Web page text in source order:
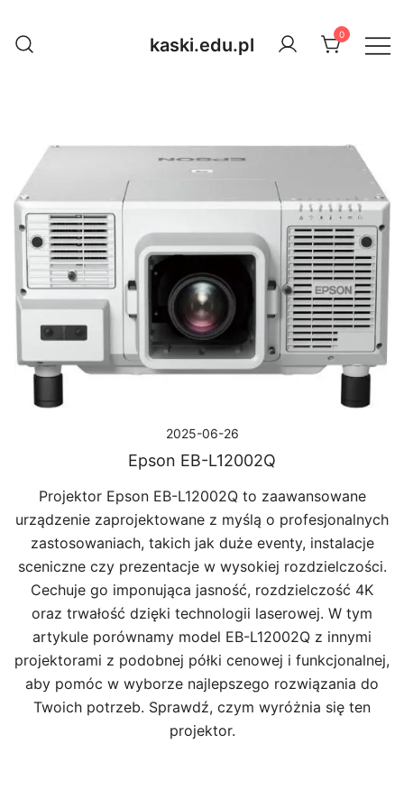
do
treści
kaski.edu.pl 0
2025-06-26
Epson EB-L12002Q
Projektor Epson EB-L12002Q to zaawansowane
urządzenie zaprojektowane z myślą o profesjonalnych
zastosowaniach, takich jak duże eventy, instalacje
sceniczne czy prezentacje w wysokiej rozdzielczości.
Cechuje go imponująca jasność, rozdzielczość 4K
oraz trwałość dzięki technologii laserowej. W tym
artykule porównamy model EB-L12002Q z innymi
projektorami z podobnej półki cenowej i funkcjonalnej,
aby pomóc w wyborze najlepszego rozwiązania do
Twoich potrzeb. Sprawdź, czym wyróżnia się ten
projektor.